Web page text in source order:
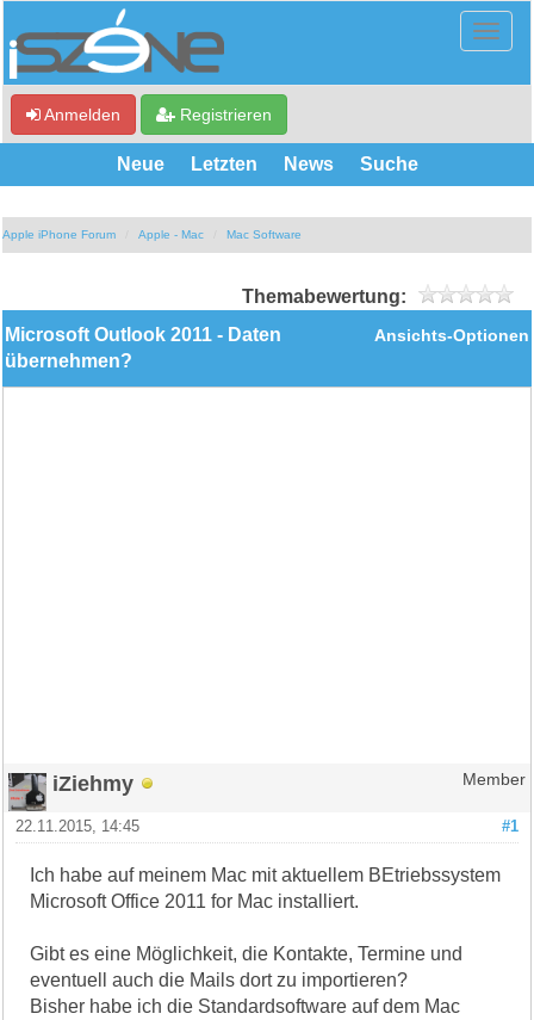
Anmelden Registrieren
Neue Letzten News Suche
Apple iPhone Forum Apple - Mac Mac Software
Themabewertung:
Ansichts-Optionen
Microsoft Outlook 2011 - Daten
übernehmen?
iZiehmy Member
#1
22.11.2015, 14:45
Ich habe auf meinem Mac mit aktuellem BEtriebssystem
Microsoft Office 2011 for Mac installiert.
Gibt es eine Möglichkeit, die Kontakte, Termine und
eventuell auch die Mails dort zu importieren?
Bisher habe ich die Standardsoftware auf dem Mac